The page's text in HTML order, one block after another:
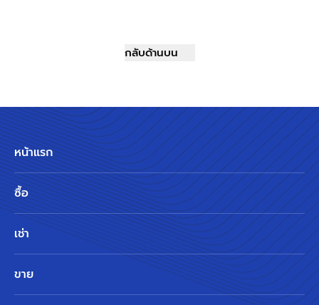
กลับด้านบน
หน้าแรก
ซื้อ
เช่า
ขาย